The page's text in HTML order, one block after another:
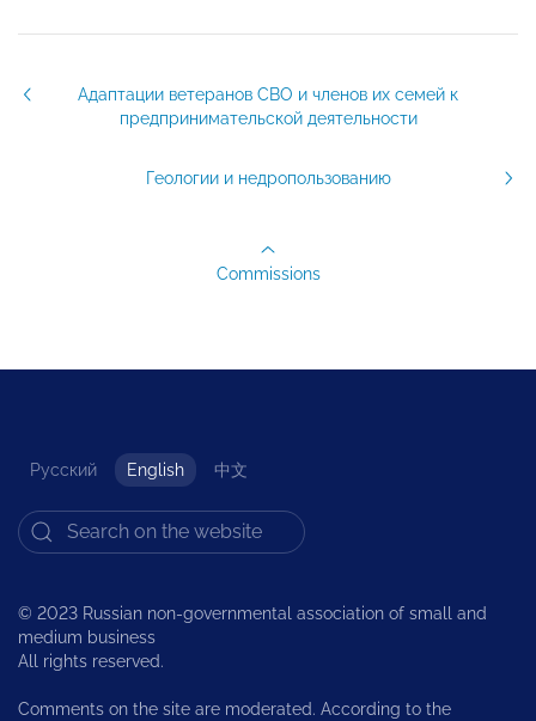
Адаптации ветеранов СВО и членов их семей к
предпринимательской деятельности
Геологии и недропользованию
Commissions
Русский English 中文
© 2023 Russian non-governmental association of small and
medium business
All rights reserved.
Comments on the site are moderated. According to the